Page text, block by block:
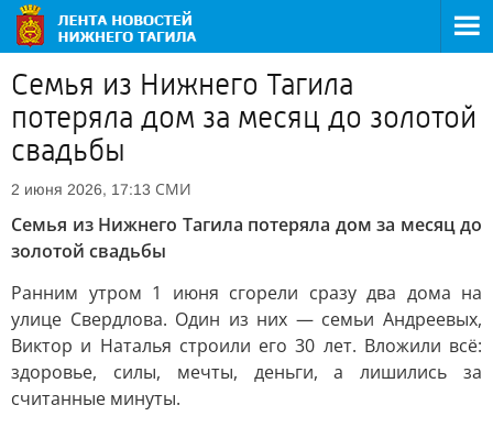
Семья из Нижнего Тагила
потеряла дом за месяц до золотой
свадьбы
2 июня 2026, 17:13 СМИ
Семья из Нижнего Тагила потеряла дом за месяц до
золотой свадьбы
Ранним утром 1 июня сгорели сразу два дома на
улице Свердлова. Один из них — семьи Андреевых,
Виктор и Наталья строили его 30 лет. Вложили всё:
здоровье, силы, мечты, деньги, а лишились за
считанные минуты.